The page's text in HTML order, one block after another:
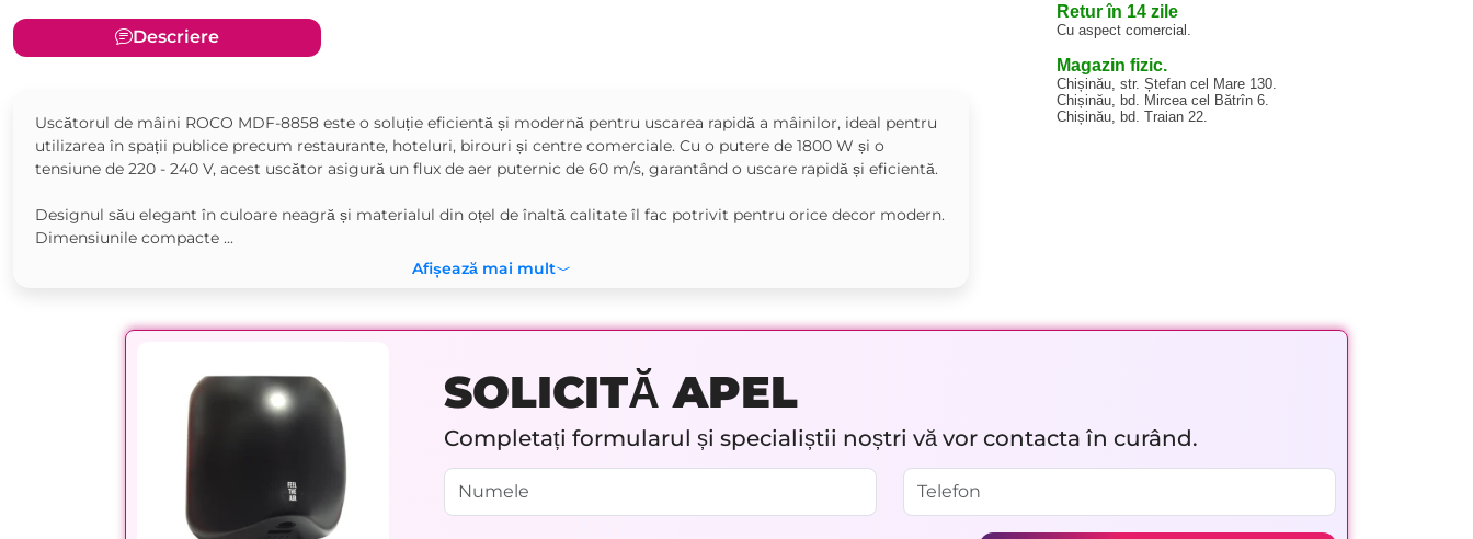
Descriere
Uscătorul de mâini ROCO MDF-8858 este o soluție eficientă și modernă pentru uscarea rapidă a mâinilor, ideal pentru
utilizarea în spații publice precum restaurante, hoteluri, birouri și centre comerciale. Cu o putere de 1800 W și o
tensiune de 220 - 240 V, acest uscător asigură un flux de aer puternic de 60 m/s, garantând o uscare rapidă și eficientă.
Designul său elegant în culoare neagră și materialul din oțel de înaltă calitate îl fac potrivit pentru orice decor modern.
Dimensiunile compacte ...
Afișează mai mult
Retur în 14 zile
Cu aspect comercial.
Magazin fizic.
Chișinău, str. Ștefan cel Mare 130.
Chișinău, bd. Mircea cel Bătrîn 6.
Chișinău, bd. Traian 22.
SOLICITĂ APEL
Completați formularul și specialiștii noștri vă vor contacta în curând.